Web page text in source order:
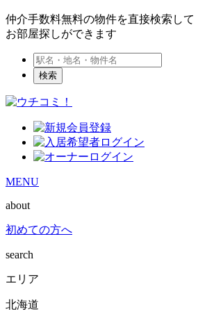
仲介手数料無料の物件を直接検索して
お部屋探しができます
検索
MENU
about
初めての方へ
search
エリア
北海道